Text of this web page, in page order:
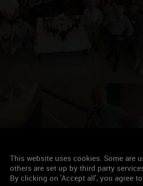
2026
This website uses cookies. Some are
others are set up by third party
By clicking on 'Accept all', you agree